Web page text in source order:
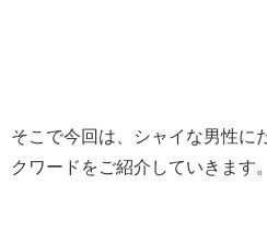
そこで今回は、シャイな男性に
クワードをご紹介していきます。